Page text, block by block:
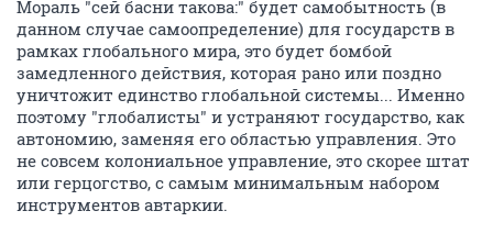
Мораль "сей басни такова:" будет самобытность (в
данном случае самоопределение) для государств в
рамках глобального мира, это будет бомбой
замедленного действия, которая рано или поздно
уничтожит единство глобальной системы... Именно
поэтому "глобалисты" и устраняют государство, как
автономию, заменяя его областью управления. Это
не совсем колониальное управление, это скорее штат
или герцогство, с самым минимальным набором
инструментов автаркии.